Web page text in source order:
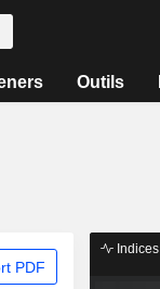
Outils
PDF
Indices